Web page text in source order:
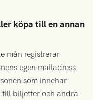
köpa till en annan
mån registrerar
egen mailadress
som innehar
biljetter och andra